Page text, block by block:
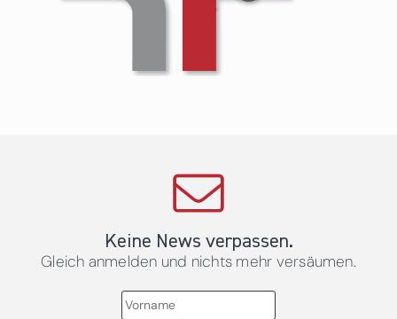
Keine News verpassen.
Gleich anmelden und nichts mehr versäumen.